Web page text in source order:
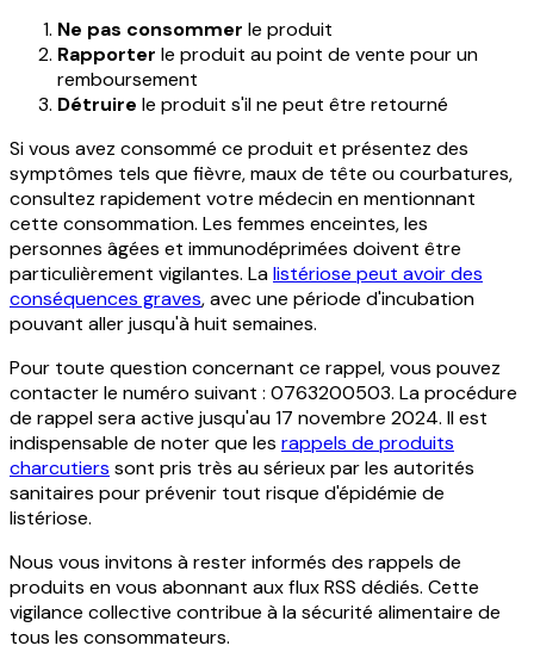
Ne pas consommer le produit
Rapporter le produit au point de vente pour un
remboursement
Détruire le produit s'il ne peut être retourné
Si vous avez consommé ce produit et présentez des
symptômes tels que fièvre, maux de tête ou courbatures,
consultez rapidement votre médecin en mentionnant
cette consommation. Les femmes enceintes, les
personnes âgées et immunodéprimées doivent être
particulièrement vigilantes. Lalistériose peut avoir des
conséquences graves, avec une période d'incubation
pouvant aller jusqu'à huit semaines.
Pour toute question concernant ce rappel, vous pouvez
contacter le numéro suivant : 0763200503. La procédure
de rappel sera active jusqu'au 17 novembre 2024. Il est
indispensable de noter que les rappels de produits
charcutiers sont pris très au sérieux par les autorités
sanitaires pour prévenir tout risque d'épidémie de
listériose.
Nous vous invitons à rester informés des rappels de
produits en vous abonnant aux flux RSS dédiés. Cette
vigilance collective contribue à la sécurité alimentaire de
tous les consommateurs.